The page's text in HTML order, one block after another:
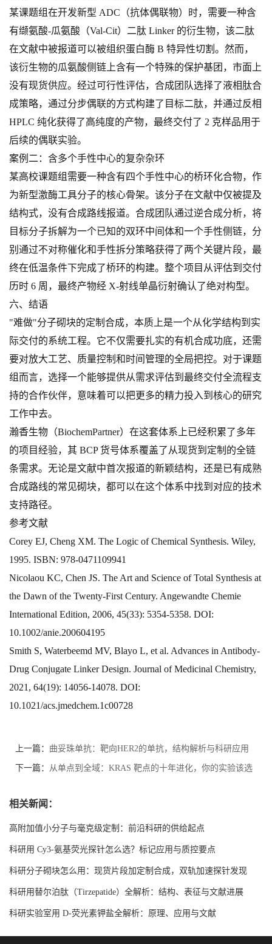
某课题组在开发新型 ADC（抗体偶联物）时，需要一种含
有缬氨酸-瓜氨酸（Val-Cit）二肽 Linker 的衍生物，该二肽
在文献中被报道可以被组织蛋白酶 B 特异性切割。然而，
该衍生物的瓜氨酸侧链上含有一个特殊的保护基团，市面上
没有现货供应。经过可行性评估，合成团队选择了液相肽合
成策略，通过分步偶联的方式构建了目标二肽，并通过反相
HPLC 纯化获得了高纯度的产物，最终交付了 2 克样品用于
后续的偶联实验。
案例二：含多个手性中心的复杂杂环
某高校课题组需要一种含有四个手性中心的桥环化合物，作
为新型激酶工具分子的核心骨架。该分子在文献中仅被提及
结构式，没有合成路线报道。合成团队通过逆合成分析，将
目标分子拆解为一个已知的双环中间体和一个手性侧链，分
别通过不对称催化和手性拆分策略获得了两个关键片段，最
终在低温条件下完成了桥环的构建。整个项目从评估到交付
历时 6 周，最终产物经 X-射线单晶衍射确认了绝对构型。
六、结语
"难做"分子砌块的定制合成，本质上是一个从化学结构到实
际交付的系统工程。它不仅需要扎实的有机合成功底，还需
要对放大工艺、质量控制和时间管理的全局把控。对于课题
组而言，选择一个能够提供从需求评估到最终交付全流程支
持的合作伙伴，意味着可以把更多的精力投入到核心的研究
工作中去。
瀚香生物（BiochemPartner）在这套体系上已经积累了多年
的项目经验，其 BCP 货号体系覆盖了从现货到定制的全链
条需求。无论是文献中首次报道的新颖结构，还是已有成熟
合成路线的常见砌块，都可以在这个体系中找到对应的技术
支持路径。
参考文献
Corey EJ, Cheng XM. The Logic of Chemical Synthesis. Wiley,
1995. ISBN: 978-0471109941
Nicolaou KC, Chen JS. The Art and Science of Total Synthesis at
the Dawn of the Twenty-First Century. Angewandte Chemie
International Edition, 2006, 45(33): 5354-5358. DOI:
10.1002/anie.200604195
Smith S, Waterbeemd MV, Blayo L, et al. Advances in Antibody-
Drug Conjugate Linker Design. Journal of Medicinal Chemistry,
2021, 64(19): 14056-14078. DOI:
10.1021/acs.jmedchem.1c00728
上一篇： 曲妥珠单抗：靶向HER2的单抗，结构解析与科研应用
全指南
下一篇： 从单点到全域：KRAS 靶点的十年进化，你的实验该选
相关新闻：
高附加值小分子与毫克级定制：前沿科研的供给起点
科研用 Cy3-氨基荧光探针怎么选？标记应用与质控要点
科研分子砌块怎么用：现货片段加定制合成，双轨加速探针发现
科研用替尔泊肽（Tirzepatide）全解析：结构、表征与文献进展
科研实验室用 D-荧光素钾盐全解析：原理、应用与文献